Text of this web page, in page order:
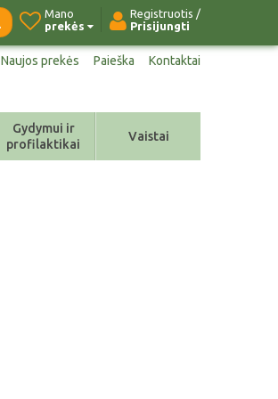
Registruotis /
Prisijungti
Mano
prekės
Naujos prekės Paieška Kontaktai
Gydymui ir
profilaktikai
Vaistai